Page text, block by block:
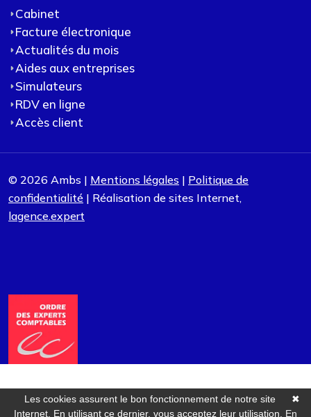
Cabinet
Facture électronique
Actualités du mois
Aides aux entreprises
Simulateurs
RDV en ligne
Accès client
© 2026 Ambs | Mentions légales | Politique de
confidentialité | Réalisation de sites Internet,
lagence.expert
✖
Les cookies assurent le bon fonctionnement de notre site
Internet. En utilisant ce dernier, vous acceptez leur utilisation. En